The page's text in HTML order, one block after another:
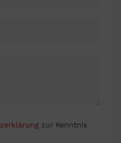
zur Kenntnis